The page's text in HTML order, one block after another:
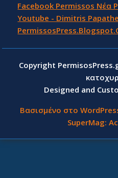
Facebook Permissos Νέα
Youtube - Dimitris
Copyright
Designed and
Βασισμένο στο
SuperMag: